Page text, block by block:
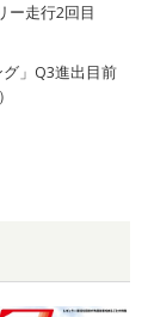
ー走行2回目
」Q3進出目前